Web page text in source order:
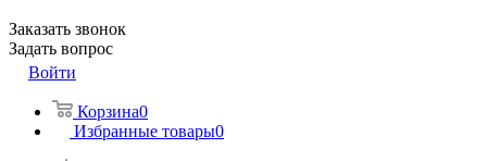
Заказать звонок
Задать вопрос
Войти
Корзина0
Избранные товары0